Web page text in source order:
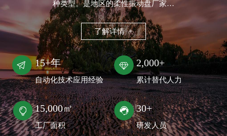
种类型。是地区的柔性振动盘厂家…
了解详情 +
15+年
自动化技术应用经验
2,000+
累计替代人力
15,000㎡
工厂面积
30+
研发人员